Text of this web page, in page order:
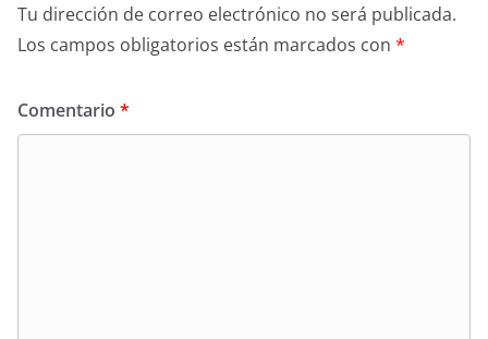
Tu dirección de correo electrónico no será publicada.
Los campos obligatorios están marcados con *
Comentario *